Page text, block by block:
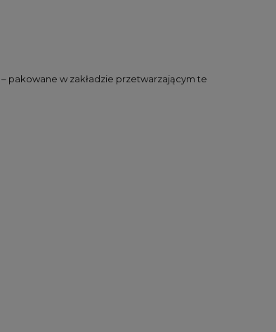
pakowane w zakładzie przetwarzającym te